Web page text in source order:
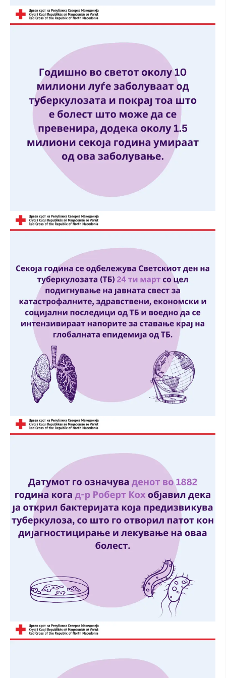
МЕЃУНАРОДНА СОРАБОТКА
ЗНАЧЕЊЕ НА СЛУЖБАТА ЗА БАРАЊЕ
ФОРМУЛАРИ ЗА БАРАЊА
ЗДРАВСТВЕНО ПРЕВЕНТИВНА ДЕЈНОСТ
ПРВА ПОМОШ
КРВОДАРИТЕЛСТВО
ИНФОРМАЦИИ ЗА БОЛЕСТИ
ДЕЈСТВУВАЊЕ
ПРИРАЧНИЦИ
СТРАТЕГИИ
ЕДУКАТИВНО ИНФОРМАТИВНИ МАТЕРИЈАЛИ